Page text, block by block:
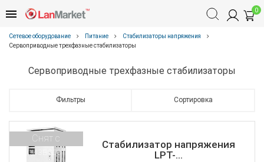
0
Сетевое оборудование Питание
Стабилизаторы напряжения
Сервоприводные трехфазные стабилизаторы
Сервоприводные трехфазные стабилизаторы
Фильтры Сортировка
Стабилизатор напряжения
LPT-...
Снят с
производства